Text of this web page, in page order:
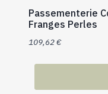
Passementerie
Franges Perles
109,62€